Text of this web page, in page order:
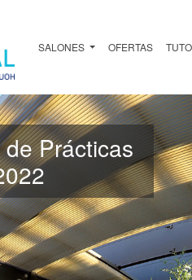
SALONES OFERTAS
Prácticas